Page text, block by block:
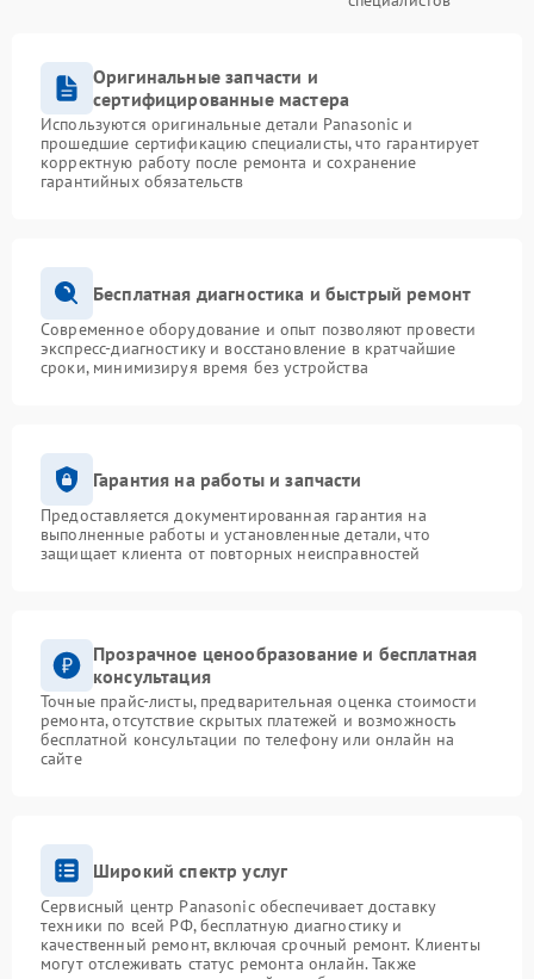
Оригинальные запчасти и
сертифицированные мастера
Используются оригинальные детали Panasonic и
прошедшие сертификацию специалисты, что гарантирует
корректную работу после ремонта и сохранение
гарантийных обязательств
Бесплатная диагностика и быстрый ремонт
Современное оборудование и опыт позволяют провести
экспресс-диагностику и восстановление в кратчайшие
сроки, минимизируя время без устройства
Гарантия на работы и запчасти
Предоставляется документированная гарантия на
выполненные работы и установленные детали, что
защищает клиента от повторных неисправностей
Прозрачное ценообразование и бесплатная
консультация
Точные прайс-листы, предварительная оценка стоимости
ремонта, отсутствие скрытых платежей и возможность
бесплатной консультации по телефону или онлайн на
сайте
Широкий спектр услуг
Сервисный центр Panasonic обеспечивает доставку
техники по всей РФ, бесплатную диагностику и
качественный ремонт, включая срочный ремонт. Клиенты
могут отслеживать статус ремонта онлайн. Также